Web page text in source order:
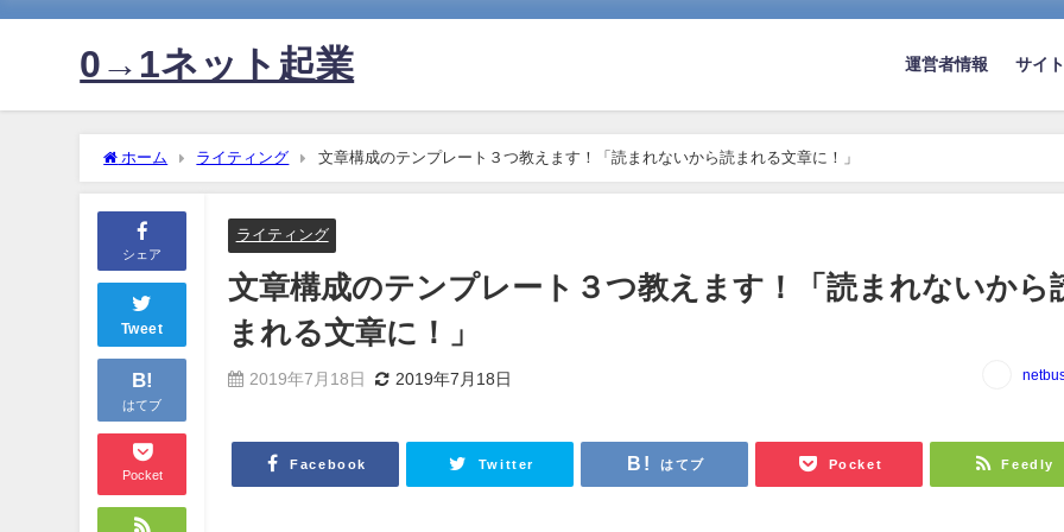
0→1ネット起業 運営者情報 サイ
ホーム ライティング 文章構成のテンプレート３つ教えます！「読まれないから読まれる文章に！」
シェア
Tweet
B!
はてブ
Pocket
ライティング
文章構成のテンプレート３つ教えます！「読まれないから
まれる文章に！」
2019年7月18日 2019年7月18日
Facebook Twitter はてブ Pocket Feedly